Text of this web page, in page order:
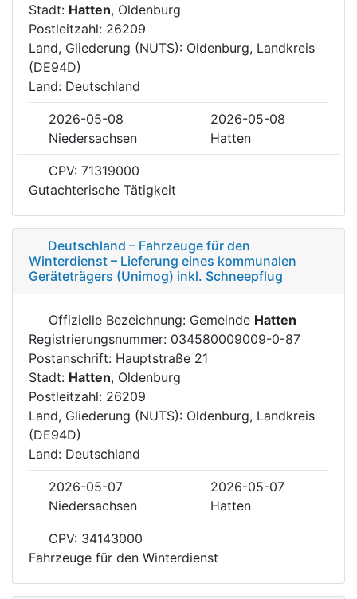
Stadt: Hatten, Oldenburg
Postleitzahl: 26209
Land, Gliederung (NUTS): Oldenburg, Landkreis
(DE94D)
Land: Deutschland
2026-05-08
2026-05-08
Niedersachsen
Hatten
CPV: 71319000
Gutachterische Tätigkeit
Deutschland – Fahrzeuge für den
Winterdienst – Lieferung eines kommunalen
Geräteträgers (Unimog) inkl. Schneepflug
Offizielle Bezeichnung: Gemeinde Hatten
Registrierungsnummer: 034580009009-0-87
Postanschrift: Hauptstraße 21
Stadt: Hatten, Oldenburg
Postleitzahl: 26209
Land, Gliederung (NUTS): Oldenburg, Landkreis
(DE94D)
Land: Deutschland
2026-05-07
2026-05-07
Niedersachsen
Hatten
CPV: 34143000
Fahrzeuge für den Winterdienst